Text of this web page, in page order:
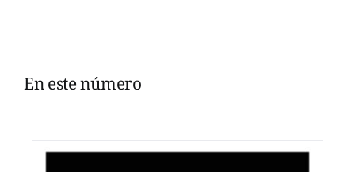
En este número